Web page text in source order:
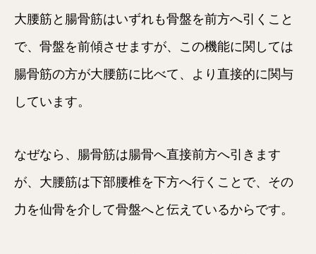
大腰筋と腸骨筋はいずれも骨盤を前方へ引くこと
で、骨盤を前傾させますが、この機能に関しては
腸骨筋の方が大腰筋に比べて、より直接的に関与
しています。
なぜなら、腸骨筋は腸骨へ直接前方へ引きます
が、大腰筋は下部腰椎を下方へ行くことで、その
力を仙骨を介して骨盤へと伝えているからです。